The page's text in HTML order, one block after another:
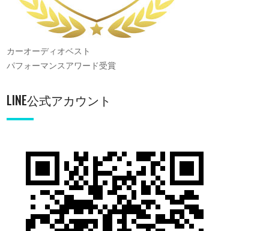
カーオーディオベスト
パフォーマンスアワード受賞
LINE公式アカウント